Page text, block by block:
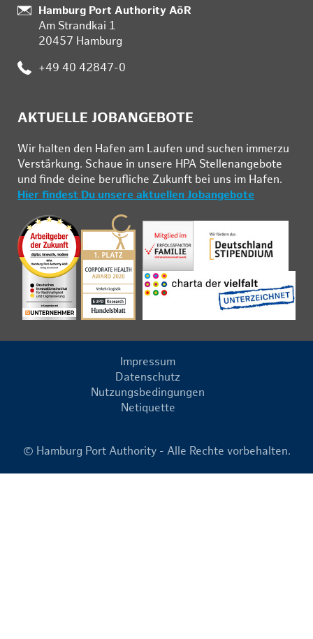
:
Hamburg Port Authority AöR
Am Strandkai 1
20457 Hamburg
: +49 40 42847-0
AKTUELLE JOBANGEBOTE
Wir hal­ten den Ha­fen am Lau­fen und su­chen im­mer­zu
Ver­stär­kung. Schau­e in un­se­re HPA Stel­len­an­ge­bo­te
und fin­de deine be­ruf­li­che Zu­kunft bei uns im Ha­fen.
Hier findest Du unsere aktuellen Jobangebote
Impressum
Datenschutz
Nutzungsbedingungen
Netiquette
© Hamburg Port Authority - Alle Rechte vorbehalten.